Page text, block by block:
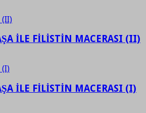
İLE FİLİSTİN MACERASI (II)
İLE FİLİSTİN MACERASI (I)